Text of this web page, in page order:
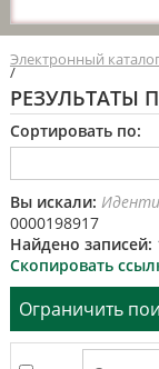
Электронный
/
РЕЗУЛЬТАТЫ
Сортировать по:
Вы искали:
0000198917
Найдено записей:
Скопировать
Ограничить